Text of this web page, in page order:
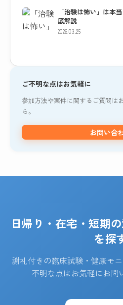
「治験は怖い」は本
底解説
2026.03.25
ご不明な点はお気軽に
参加方法や案件に関するご質問は
ら。
お問い合
日帰り・在宅・短期
を探
謝礼付きの臨床試験・健康モ
不明な点はお気軽にお問